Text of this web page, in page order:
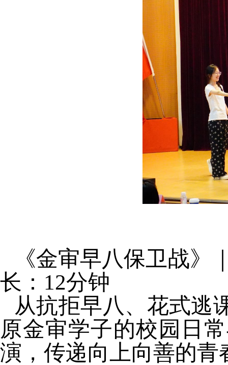
《金审早八保卫战
长： 12分钟
从抗拒早八、花式逃
原金审学子的校园日
演，传递向上向善的青